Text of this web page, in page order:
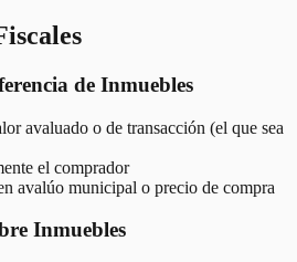
de Inmuebles
avaluado o de transacción (el que sea
el comprador
avalúo municipal o precio de compra
Inmuebles